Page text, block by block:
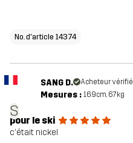
No. d'article 14374
S
SANG D. Acheteur vérifié
Mesures : 169cm, 67kg
pour le ski
c'était nickel